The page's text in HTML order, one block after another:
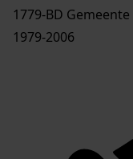
1779-BD
1979-2006